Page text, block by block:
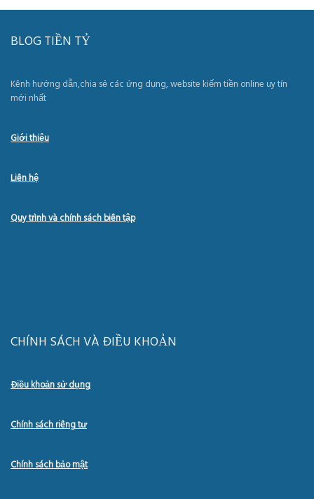
BLOG TIỀN TỶ
Kênh hướng dẫn,chia sẻ các ứng dụng, website kiếm tiền online uy tín
mới nhất
Giới thiệu
Liên hệ
Quy trình và chính sách biên tập
CHÍNH SÁCH VÀ ĐIỀU KHOẢN
Điều khoản sử dụng
Chính sách riêng tư
Chính sách bảo mật